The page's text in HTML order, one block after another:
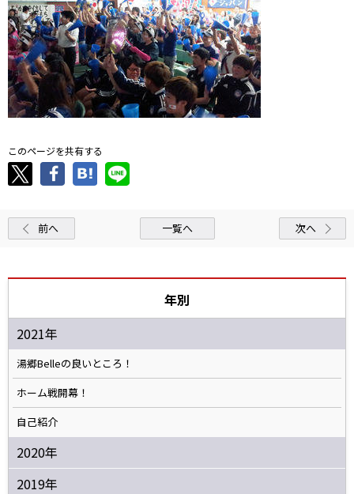
このページを共有する
前へ 一覧へ 次へ
年別
2021年
湯郷Belleの良いところ！
ホーム戦開幕！
自己紹介
2020年
2019年